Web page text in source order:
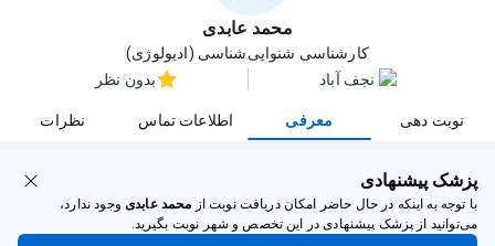
محمد عابدی
کارشناسی شنوایی‌شناسی (ادیولوژی)
نجف آباد
بدون نظر
نوبت دهی معرفی اطلاعات تماس نظرات
پزشک پیشنهادی
با توجه به اینکه در حال حاضر امکان دریافت نوبت از محمد عابدی وجود ندارد،
می‌توانید از پزشک پیشنهادی در این تخصص و شهر نوبت بگیرید.